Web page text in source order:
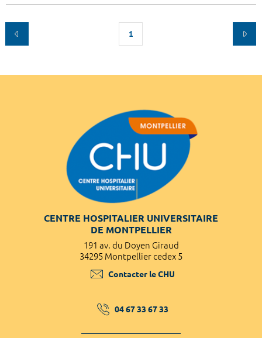
1
CENTRE HOSPITALIER UNIVERSITAIRE
DE MONTPELLIER
191 av. du Doyen Giraud
34295 Montpellier cedex 5
Contacter le CHU
04 67 33 67 33